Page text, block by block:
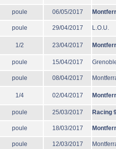
poule 06/05/2017
poule 29/04/2017 L.O.U.
1/2 23/04/2017
poule 15/04/2017
poule 08/04/2017
1/4 02/04/2017
poule 25/03/2017 Racing
poule 18/03/2017
poule 12/03/2017